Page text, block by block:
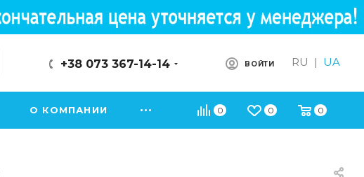
RU | UA
ВОЙТИ
+38 073 367-14-14
0 0 0
О КОМПАНИИ